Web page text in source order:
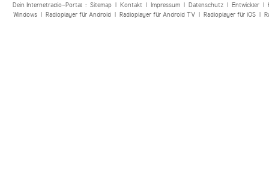
Dein Internetradio-Portal : Sitemap| Kontakt| Impressum| Datenschutz| Entwickler|
Windows| Radioplayer für Android| Radioplayer für Android TV| Radioplayer für iOS|